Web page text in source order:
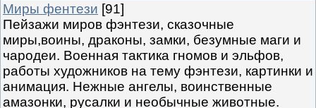
Миры фентези [91]
Пейзажи миров фэнтези, сказочные
миры,воины, драконы, замки, безумные маги и
чародеи. Военная тактика гномов и эльфов,
работы художников на тему фэнтези, картинки и
анимация. Нежные ангелы, воинственные
амазонки, русалки и необычные животные.